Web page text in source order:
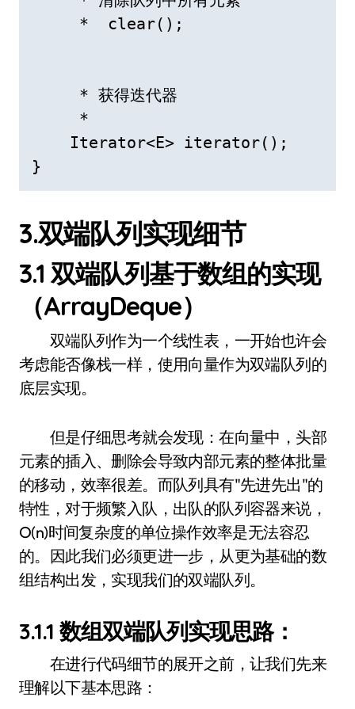
     *  clear();
     * 获得迭代器
     *
    Iterator<E> iterator();
}
3.双端队列实现细节
3.1 双端队列基于数组的实现
（ArrayDeque）
双端队列作为一个线性表，一开始也许会
考虑能否像栈一样，使用向量作为双端队列的
底层实现。
但是仔细思考就会发现：在向量中，头部
元素的插入、删除会导致内部元素的整体批量
的移动，效率很差。而队列具有"先进先出"的
特性，对于频繁入队，出队的队列容器来说，
O(n)时间复杂度的单位操作效率是无法容忍
的。因此我们必须更进一步，从更为基础的数
组结构出发，实现我们的双端队列。
3.1.1 数组双端队列实现思路：
在进行代码细节的展开之前，让我们先来
理解以下基本思路：